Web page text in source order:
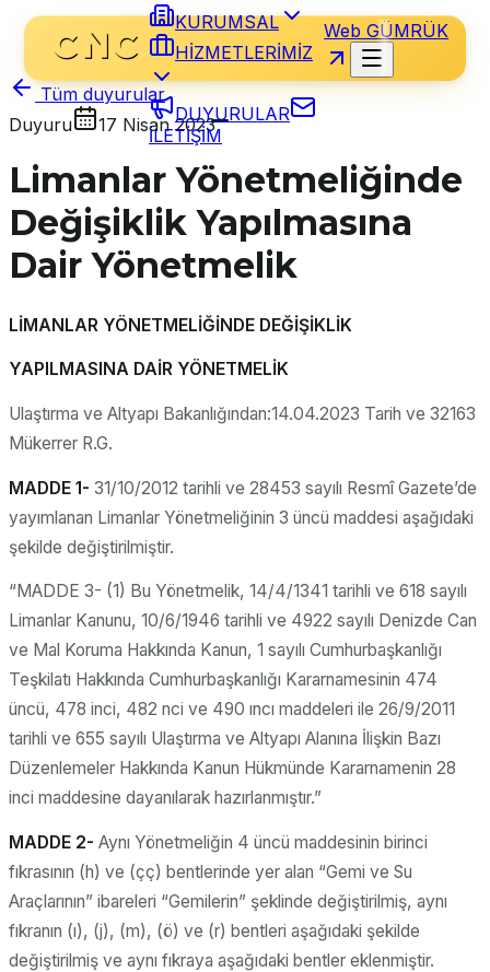
KURUMSAL
HİZMETLERİMİZ
DUYURULAR
İLETİŞİM
Web GÜMRÜK
Tüm duyurular
Duyuru
17 Nisan 2023
Limanlar Yönetmeliğinde
Değişiklik Yapılmasına
Dair Yönetmelik
LİMANLAR YÖNETMELİĞİNDE DEĞİŞİKLİK
YAPILMASINA DAİR YÖNETMELİK
Ulaştırma ve Altyapı Bakanlığından:14.04.2023 Tarih ve 32163
Mükerrer R.G.
MADDE 1- 31/10/2012 tarihli ve 28453 sayılı Resmî Gazete’de
yayımlanan Limanlar Yönetmeliğinin 3 üncü maddesi aşağıdaki
şekilde değiştirilmiştir.
“MADDE 3- (1) Bu Yönetmelik, 14/4/1341 tarihli ve 618 sayılı
Limanlar Kanunu, 10/6/1946 tarihli ve 4922 sayılı Denizde Can
ve Mal Koruma Hakkında Kanun, 1 sayılı Cumhurbaşkanlığı
Teşkilatı Hakkında Cumhurbaşkanlığı Kararnamesinin 474
üncü, 478 inci, 482 nci ve 490 ıncı maddeleri ile 26/9/2011
tarihli ve 655 sayılı Ulaştırma ve Altyapı Alanına İlişkin Bazı
Düzenlemeler Hakkında Kanun Hükmünde Kararnamenin 28
inci maddesine dayanılarak hazırlanmıştır.”
MADDE 2- Aynı Yönetmeliğin 4 üncü maddesinin birinci
fıkrasının (h) ve (çç) bentlerinde yer alan “Gemi ve Su
Araçlarının” ibareleri “Gemilerin” şeklinde değiştirilmiş, aynı
fıkranın (ı), (j), (m), (ö) ve (r) bentleri aşağıdaki şekilde
değiştirilmiş ve aynı fıkraya aşağıdaki bentler eklenmiştir.